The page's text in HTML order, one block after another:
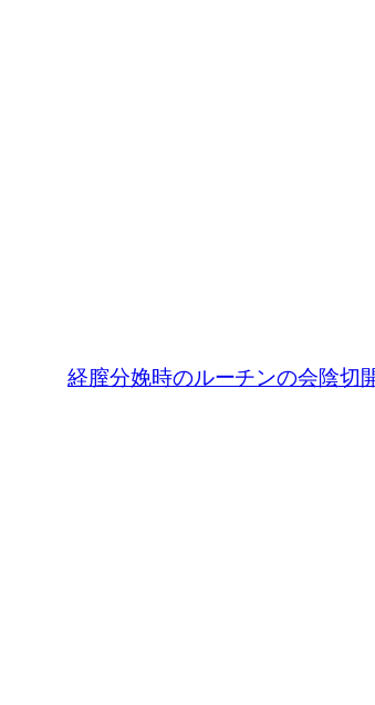
経膣分娩時のルーチンの会陰切